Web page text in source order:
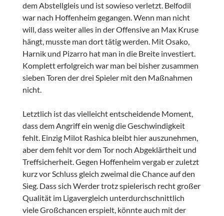
dem Abstellgleis und ist sowieso verletzt. Belfodil
war nach Hoffenheim gegangen. Wenn man nicht
will, dass weiter alles in der Offensive an Max Kruse
hängt, musste man dort tätig werden. Mit Osako,
Harnik und Pizarro hat man in die Breite investiert.
Komplett erfolgreich war man bei bisher zusammen
sieben Toren der drei Spieler mit den Maßnahmen
nicht.
Letztlich ist das vielleicht entscheidende Moment,
dass dem Angriff ein wenig die Geschwindigkeit
fehlt. Einzig Milot Rashica bleibt hier auszunehmen,
aber dem fehlt vor dem Tor noch Abgeklärtheit und
Treffsicherheit. Gegen Hoffenheim vergab er zuletzt
kurz vor Schluss gleich zweimal die Chance auf den
Sieg. Dass sich Werder trotz spielerisch recht großer
Qualität im Ligavergleich unterdurchschnittlich
viele Großchancen erspielt, könnte auch mit der